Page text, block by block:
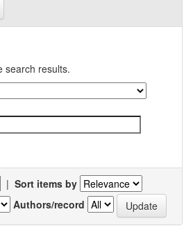
search results.
| Sort items by
Authors/record